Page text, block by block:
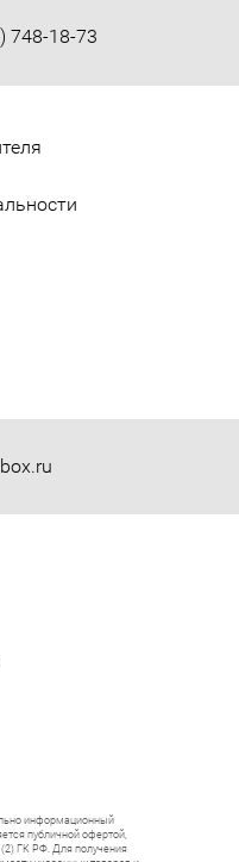
748-18-73
информационный
публичной офертой,
ГК РФ. Для получения